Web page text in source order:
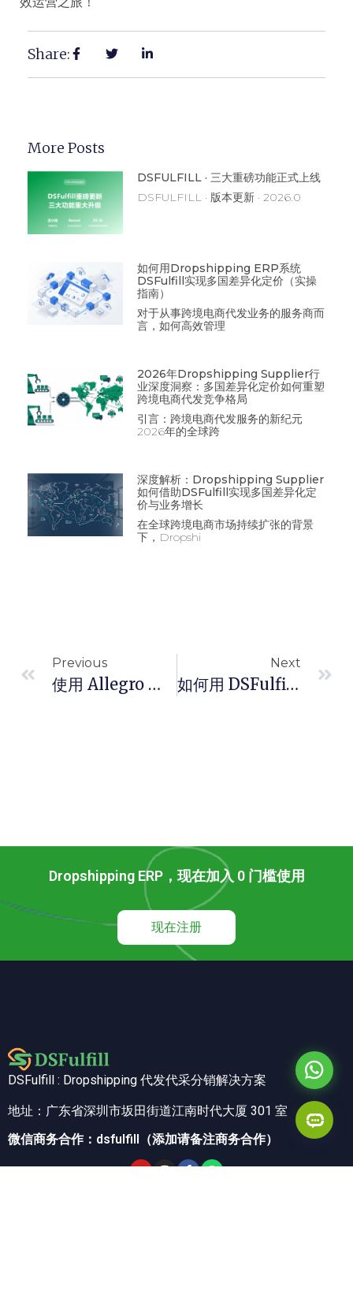
Share:
More Posts
DSFULFILL · 三大重磅功能正式上线
DSFULFILL · 版本更新 · 2026.0
如何用Dropshipping ERP系统
DSFulfill实现多国差异化定价（实操
指南）
对于从事跨境电商代发业务的服务商而
言，如何高效管理
2026年Dropshipping Supplier行
业深度洞察：多国差异化定价如何重塑
跨境电商代发竞争格局
引言：跨境电商代发服务的新纪元
2026年的全球跨
深度解析：Dropshipping Supplier
如何借助DSFulfill实现多国差异化定
价与业务增长
在全球跨境电商市场持续扩张的背景
下，Dropshi
Previous
使用 Allegro 平台进行 Dropshipping 的实用指南
Next
如何用 DSFulfill 解决仓库囤积货物问题
Dropshipping ERP，现在加入 0 门槛使用
现在注册
DSFulfill : Dropshipping 代发代采分销解决方案
地址：广东省深圳市坂田街道江南时代大厦 301 室
微信商务合作：dsfulfill（添加请备注商务合作）